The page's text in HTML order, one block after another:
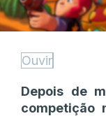
Ouvir
Depois de
competição